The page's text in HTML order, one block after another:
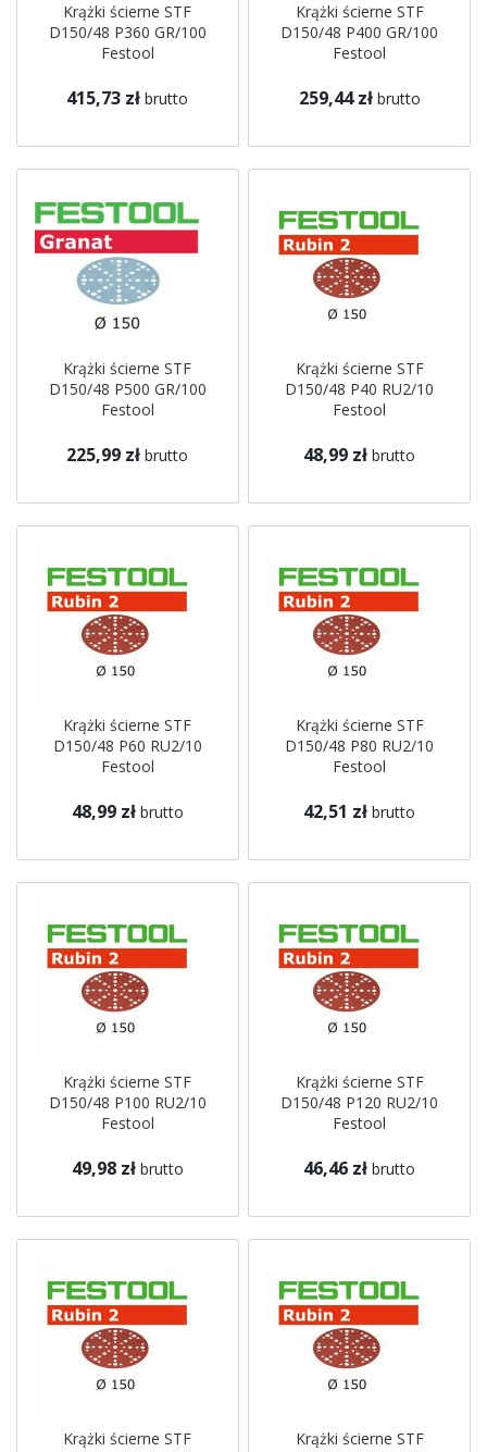
Krążki ścierne STF
D150/48 P360 GR/100
Festool
415,73 zł brutto
Krążki ścierne STF
D150/48 P400 GR/100
Festool
259,44 zł brutto
Krążki ścierne STF
D150/48 P500 GR/100
Festool
225,99 zł brutto
Krążki ścierne STF
D150/48 P40 RU2/10
Festool
48,99 zł brutto
Krążki ścierne STF
D150/48 P60 RU2/10
Festool
48,99 zł brutto
Krążki ścierne STF
D150/48 P80 RU2/10
Festool
42,51 zł brutto
Krążki ścierne STF
D150/48 P100 RU2/10
Festool
49,98 zł brutto
Krążki ścierne STF
D150/48 P120 RU2/10
Festool
46,46 zł brutto
Krążki ścierne STF
Krążki ścierne STF